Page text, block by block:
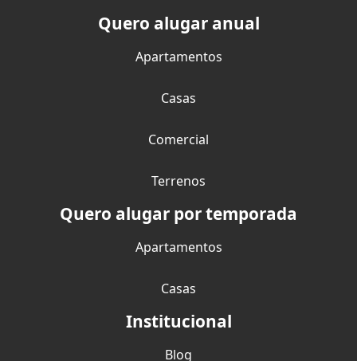
Quero alugar anual
Apartamentos
Casas
Comercial
Terrenos
Quero alugar por temporada
Apartamentos
Casas
Institucional
Blog